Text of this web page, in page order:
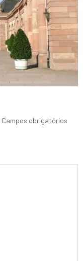
Campos obrigatórios